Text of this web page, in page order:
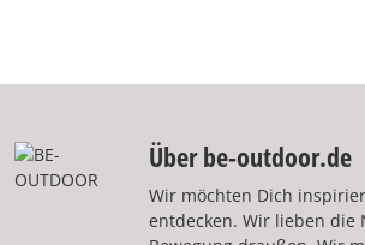
Über be-outdoor.de
Wir möchten Dich
entdecken. Wir lieben die